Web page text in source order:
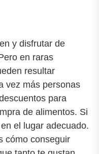
y disfrutar de
en raras
resultar
vez más personas
para
de alimentos. Si
el lugar adecuado.
cómo conseguir